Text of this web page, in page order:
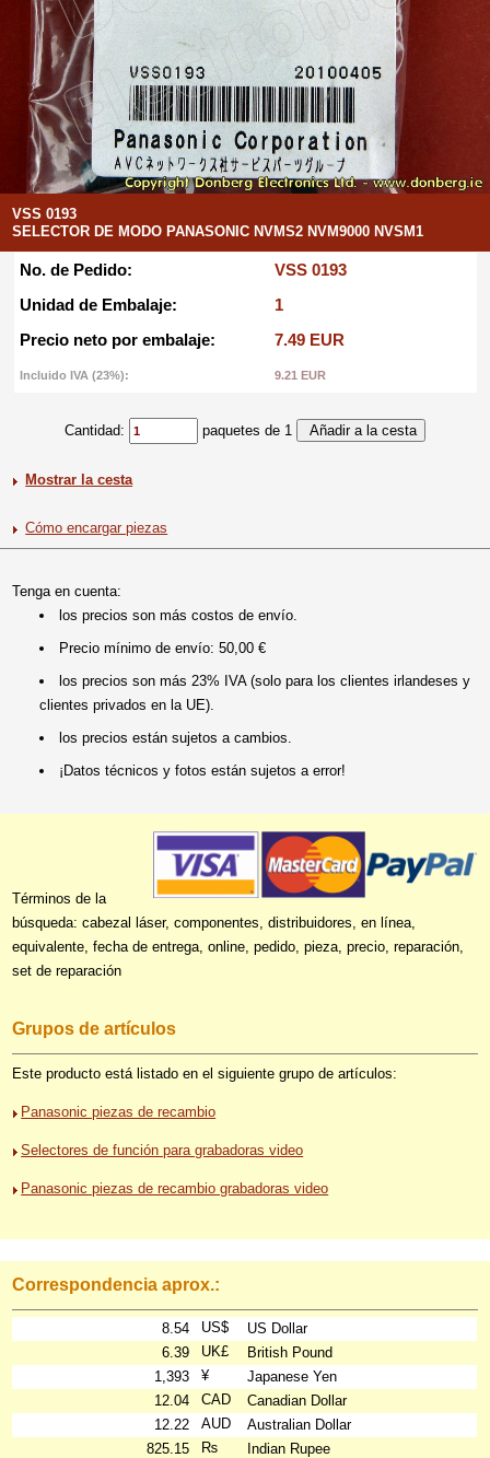
VSS 0193
SELECTOR DE MODO PANASONIC NVMS2 NVM9000 NVSM1
No. de Pedido:
VSS 0193
Unidad de Embalaje:
1
Precio neto por embalaje:
7.49 EUR
Incluido IVA (23%): 9.21 EUR
Cantidad: paquetes de 1
Mostrar la cesta
Cómo encargar piezas
Tenga en cuenta:
los precios son más costos de envío.
Precio mínimo de envío: 50,00 €
los precios son más 23% IVA (solo para los clientes irlandeses y
clientes privados en la UE).
los precios están sujetos a cambios.
¡Datos técnicos y fotos están sujetos a error!
Términos de la
búsqueda: cabezal láser, componentes, distribuidores, en línea,
equivalente, fecha de entrega, online, pedido, pieza, precio, reparación,
set de reparación
Grupos de artículos
Este producto está listado en el siguiente grupo de artículos:
Panasonic piezas de recambio
Selectores de función para grabadoras video
Panasonic piezas de recambio grabadoras video
Correspondencia aprox.:
8.54 US$
US Dollar
6.39
UK£
British Pound
1,393
¥
Japanese Yen
12.04
CAD
Canadian Dollar
12.22
AUD
Australian Dollar
825.15
₨
Indian Rupee